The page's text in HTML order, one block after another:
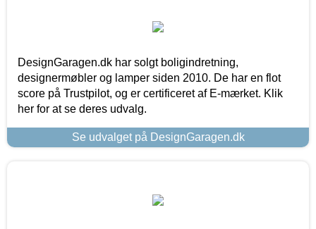
DesignGaragen.dk har solgt boligindretning,
designermøbler og lamper siden 2010. De har en flot
score på Trustpilot, og er certificeret af E-mærket. Klik
her for at se deres udvalg.
Se udvalget på DesignGaragen.dk